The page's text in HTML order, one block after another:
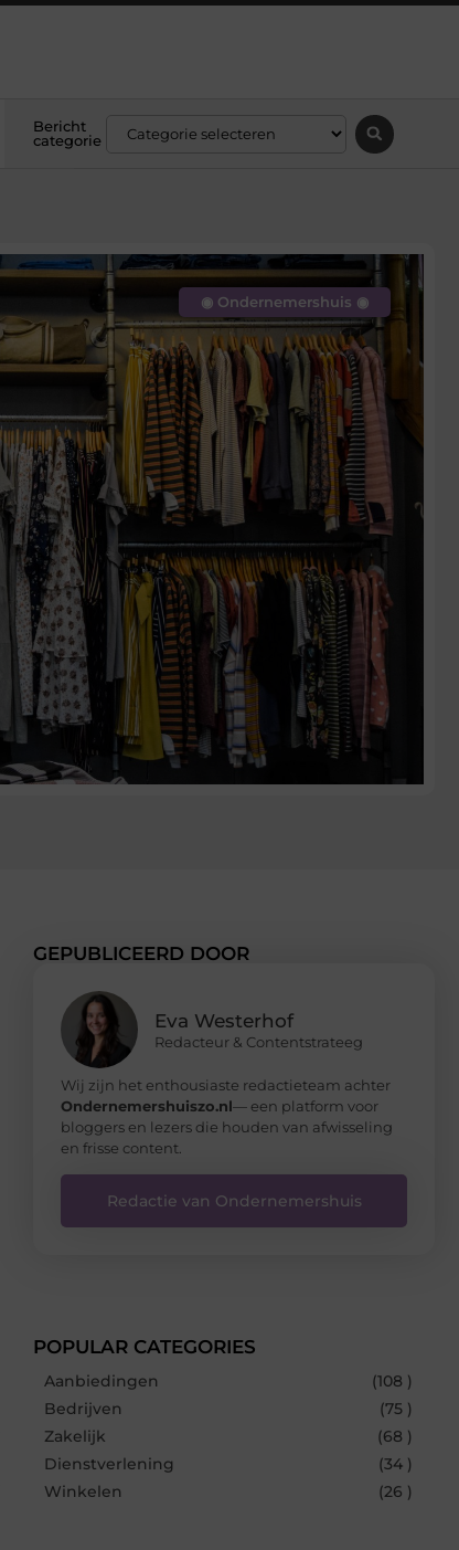
Bericht
categorie
◉ Ondernemershuis ◉
GEPUBLICEERD DOOR
Eva Westerhof
Redacteur & Contentstrateeg
Wij zijn het enthousiaste redactieteam achter
Ondernemershuiszo.nl— een platform voor
bloggers en lezers die houden van afwisseling
en frisse content.
Redactie van Ondernemershuis
POPULAR CATEGORIES
Aanbiedingen
(108 )
Bedrijven
(75 )
Zakelijk
(68 )
Dienstverlening
(34 )
Winkelen
(26 )